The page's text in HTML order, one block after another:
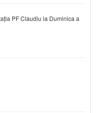
PF Claudiu la Duminica a